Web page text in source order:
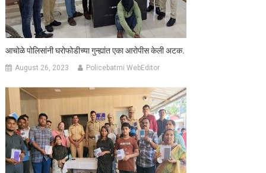
आचोळे पोलिसांनी घरोफोडीच्या गुन्ह्यांत एका आरोपीस केली अटक.
August 26, 2023 Policebatmi WebEditor